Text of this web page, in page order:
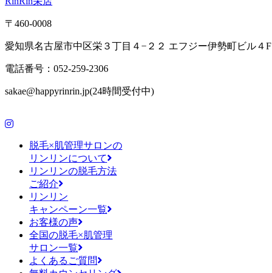
〒460-0008
愛知県名古屋市中区栄３丁目４−２２ エフジー伊勢町ビル４F
電話番号：052-259-2306
sakae@happyrinrin.jp(24時間受付中)
脱毛×肌管理サロンの
リンリンについて
リンリンの脱毛方法
ご紹介
リンリン
キャンペーン一覧
お客様の声
全国の脱毛×肌管理
サロン一覧
よくあるご質問